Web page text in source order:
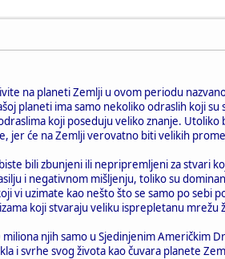
na planeti Zemlji u ovom periodu
planeti ima samo nekoliko odraslih koji su
koji poseduju veliko znanje.
jer će na Zemlji verovatno biti velikih
bili zbunjeni ili nepripremljeni za stvari
i negativnom mišljenju, toliko su
vi uzimate kao nešto što se samo po sebi
koji stvaraju veliku isprepletanu
njih samo u Sjedinjenim Američkim
i svrhe svog života kao čuvara planete